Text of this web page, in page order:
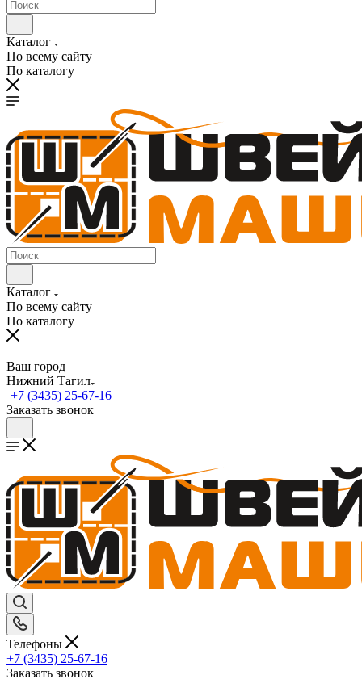
Каталог
По всему сайту
По каталогу
Каталог
По всему сайту
По каталогу
Ваш город
Нижний Тагил
+7 (3435) 25-67-16
Заказать звонок
Телефоны
+7 (3435) 25-67-16
Заказать звонок